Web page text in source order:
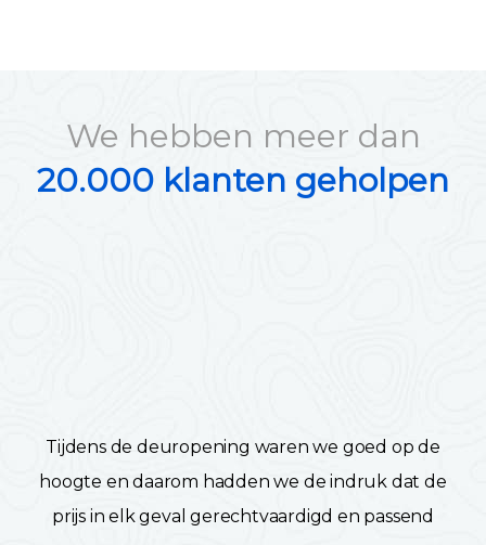
We hebben meer dan
20.000 klanten geholpen
Tijdens de deuropening waren we goed op de
hoogte en daarom hadden we de indruk dat de
prijs in elk geval gerechtvaardigd en passend